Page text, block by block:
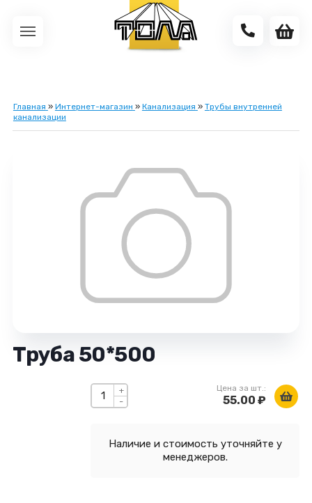
Главная » Интернет-магазин » Канализация » Трубы внутренней
канализации
Труба 50*500
-
+ Цена за шт.:
55.00 ₽
Наличие и стоимость уточняйте у
менеджеров.